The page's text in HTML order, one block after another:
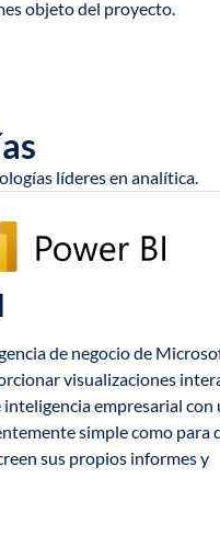
objeto del proyecto.
líderes en analítica.
de negocio de
visualizaciones
inteligencia empresarial con
simple como para
sus propios informes y